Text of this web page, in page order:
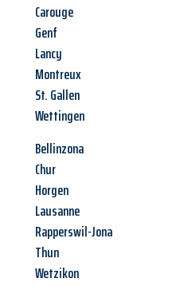
Carouge
Genf
Lancy
Montreux
St. Gallen
Wettingen
Bellinzona
Chur
Horgen
Lausanne
Rapperswil-Jona
Thun
Wetzikon